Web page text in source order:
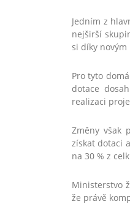
Jedním z
nejširší
si díky
Pro tyto
dotace
realizaci
Změny však
získat dotaci
na 30 % z
Ministerstvo
že právě